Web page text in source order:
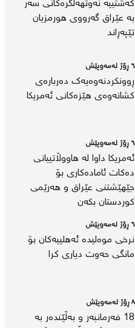
کەشتییە نەوتهەڵگرەکانی سەر
بە عێراق گەرووی هورمزیان
تێپەڕاند
٦ ڕۆژ لەمەوپێش
ڕوونکردنەوەیەک دەربارەی
کشانەوەی هێزەکانی ئەمریکا
٦ ڕۆژ لەمەوپێش
ئەمریکا داوا لە هاووڵاتییانی
دەکات ئامادەکاری بۆ
جێهێشتنی عێراق و هەرێمی
کوردستان بکەن
٦ ڕۆژ لەمەوپێش
نرخی موەلیدە ئەهلییەکان بۆ
مانگی حەوت دیاری کرا
٨ ڕۆژ لەمەوپێش
18 فەرمانبەر و بەڵێندەر بە